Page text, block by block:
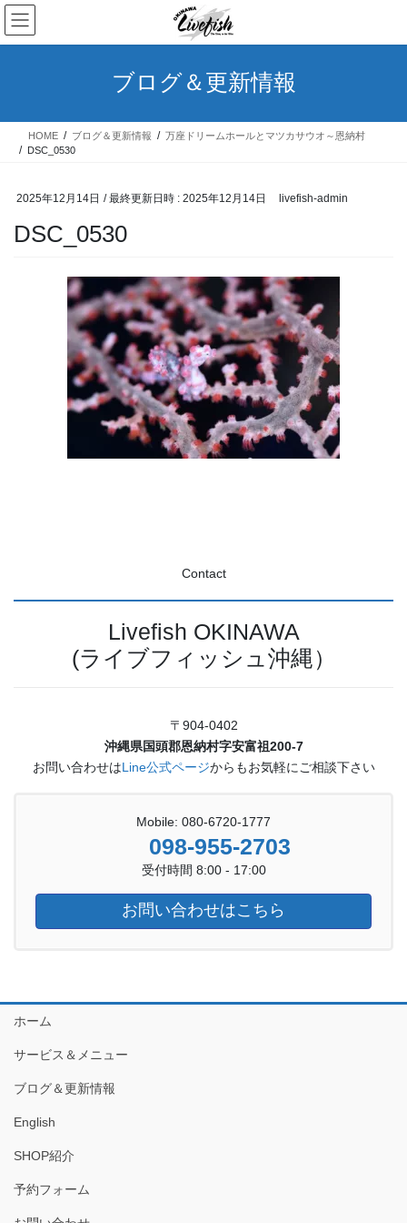
コ
ン
テ
ス
ナ
ビ
ゲ
ン
ブログ＆更新情報
HOME ブログ＆更新情報
万座ドリームホールとマツカサウオ～恩納村
DSC_0530
2025年12月14日 / 最終更新日時 : 2025年12月14日 livefish-admin
DSC_0530
Contact
Livefish OKINAWA
(ライブフィッシュ沖縄）
〒904-0402
沖縄県国頭郡恩納村字安富祖200-7
お問い合わせはLine公式ページからもお気軽にご相談下さい
Mobile: 080-6720-1777
098-955-2703
受付時間 8:00 - 17:00
お問い合わせはこちら
ホーム
サービス＆メニュー
ブログ＆更新情報
English
SHOP紹介
予約フォーム